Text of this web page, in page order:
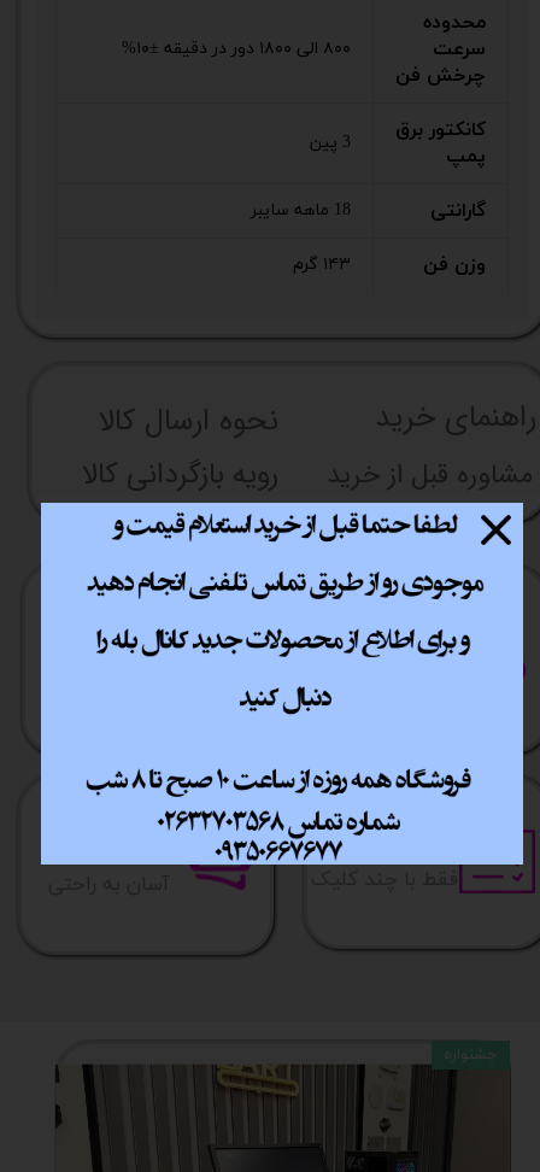
محدوده
سرعت
چرخش فن
۸۰۰ الی ۱۸۰۰ دور در دقیقه ±۱۰%
کانکتور برق
پمپ
3 پین
گارانتی 18 ماهه سایبر
وزن فن ۱۴۳ گرم
راهنما​​​​​​​​​​​​​​ی خرید نحوه ارسال کالا
مشاوره قبل از خرید رویه بازگردانی کالا
پشتیبانی انلاین ارسال سریع
خرید آسان
جشنواره